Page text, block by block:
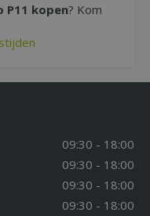
P11 kopen? Kom
09:30 - 18:00
09:30 - 18:00
09:30 - 18:00
09:30 - 18:00